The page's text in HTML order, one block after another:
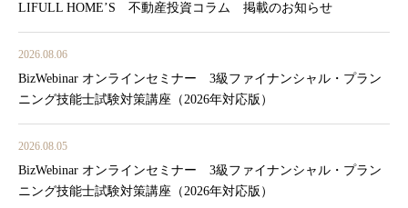
LIFULL HOME’S 不動産投資コラム 掲載のお知らせ
2026.08.06
BizWebinar オンラインセミナー 3級ファイナンシャル・プラン
ニング技能士試験対策講座（2026年対応版）
2026.08.05
BizWebinar オンラインセミナー 3級ファイナンシャル・プラン
ニング技能士試験対策講座（2026年対応版）